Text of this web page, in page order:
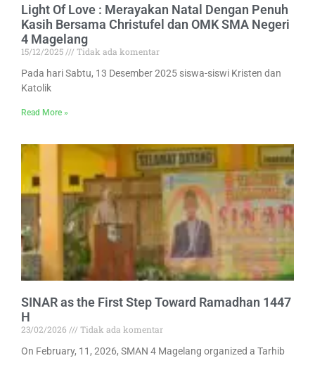
Light Of Love : Merayakan Natal Dengan Penuh
Kasih Bersama Christufel dan OMK SMA Negeri
4 Magelang
15/12/2025
Tidak ada komentar
Pada hari Sabtu, 13 Desember 2025 siswa-siswi Kristen dan
Katolik
Read More »
SINAR as the First Step Toward Ramadhan 1447
H
23/02/2026
Tidak ada komentar
On February, 11, 2026, SMAN 4 Magelang organized a Tarhib